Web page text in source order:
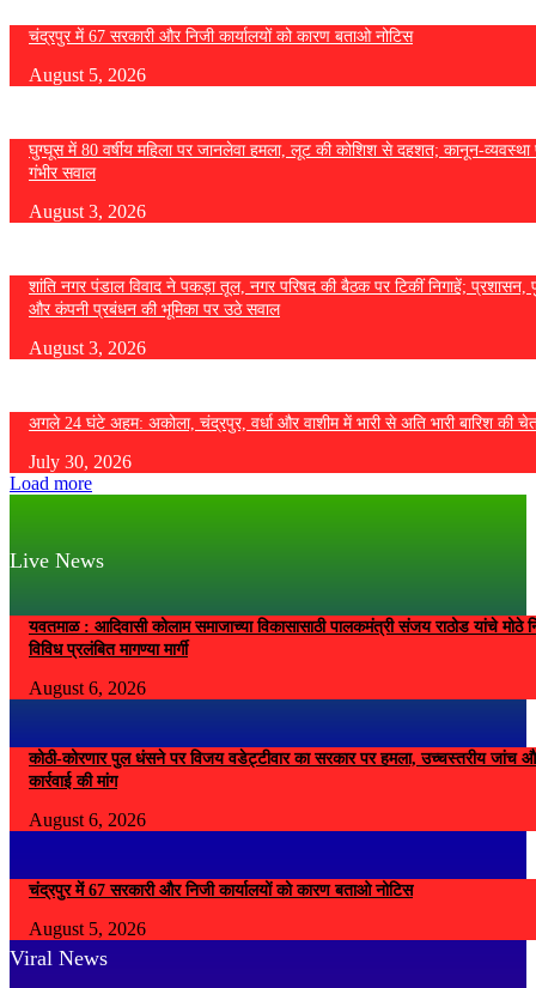
चंद्रपुर में 67 सरकारी और निजी कार्यालयों को कारण बताओ नोटिस
August 5, 2026
घुग्घूस में 80 वर्षीय महिला पर जानलेवा हमला, लूट की कोशिश से दहशत; कानून-व्यवस्था
गंभीर सवाल
August 3, 2026
शांति नगर पंडाल विवाद ने पकड़ा तूल, नगर परिषद की बैठक पर टिकीं निगाहें; प्रशासन,
और कंपनी प्रबंधन की भूमिका पर उठे सवाल
August 3, 2026
अगले 24 घंटे अहम: अकोला, चंद्रपुर, वर्धा और वाशीम में भारी से अति भारी बारिश की
July 30, 2026
Load more
Live News
यवतमाळ : आदिवासी कोलाम समाजाच्या विकासासाठी पालकमंत्री संजय राठोड यांचे मोठे
विविध प्रलंबित मागण्या मार्गी
August 6, 2026
कोठी-कोरणार पुल धंसने पर विजय वडेट्टीवार का सरकार पर हमला, उच्चस्तरीय जांच
कार्रवाई की मांग
August 6, 2026
चंद्रपुर में 67 सरकारी और निजी कार्यालयों को कारण बताओ नोटिस
August 5, 2026
Viral News